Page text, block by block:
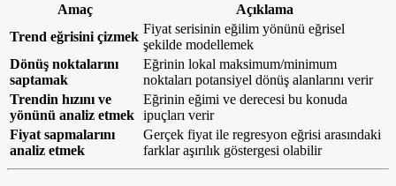
Amaç
Açıklama
Trend eğrisini çizmek
Fiyat serisinin eğilim yönünü eğrisel
şekilde modellemek
Dönüş noktalarını
saptamak
Eğrinin lokal maksimum/minimum
noktaları potansiyel dönüş alanlarını verir
Trendin hızını ve
yönünü analiz etmek
Eğrinin eğimi ve derecesi bu konuda
ipuçları verir
Fiyat sapmalarını
analiz etmek
Gerçek fiyat ile regresyon eğrisi arasındaki
farklar aşırılık göstergesi olabilir